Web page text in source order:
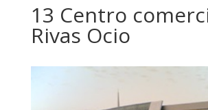
13 Centro
Rivas Ocio